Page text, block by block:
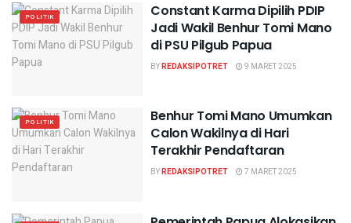
POLITIK
Constant Karma Dipilih PDIP
Jadi Wakil Benhur Tomi Mano
di PSU Pilgub Papua
BYREDAKSIPOTRET 9 MARET 2025
POLITIK
Benhur Tomi Mano Umumkan
Calon Wakilnya di Hari
Terakhir Pendaftaran
BYREDAKSIPOTRET 7 MARET 2025